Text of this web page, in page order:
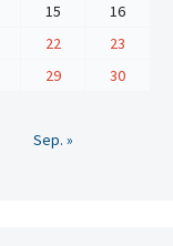
15
16
22
23
29
30
Sep. »